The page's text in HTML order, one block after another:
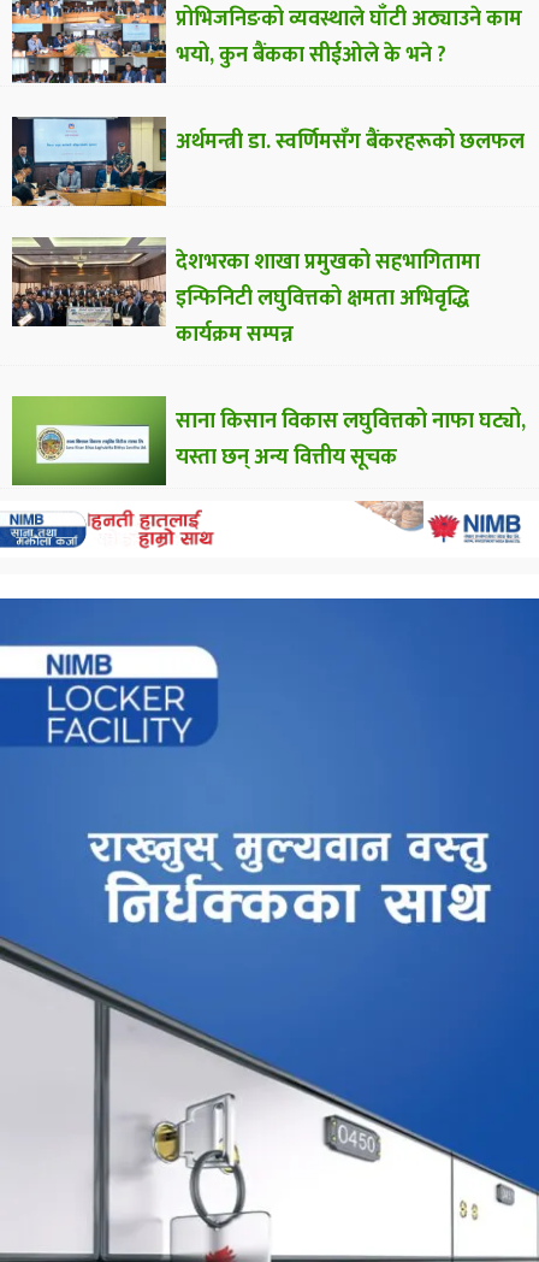
प्रोभिजनिङको व्यवस्थाले घाँटी अठ्याउने काम
भयो, कुन बैंकका सीईओले के भने ?
अर्थमन्त्री डा. स्वर्णिमसँग बैंकरहरूको छलफल
देशभरका शाखा प्रमुखको सहभागितामा
इन्फिनिटी लघुवित्तको क्षमता अभिवृद्धि
कार्यक्रम सम्पन्न
साना किसान विकास लघुवित्तको नाफा घट्यो,
यस्ता छन् अन्य वित्तीय सूचक